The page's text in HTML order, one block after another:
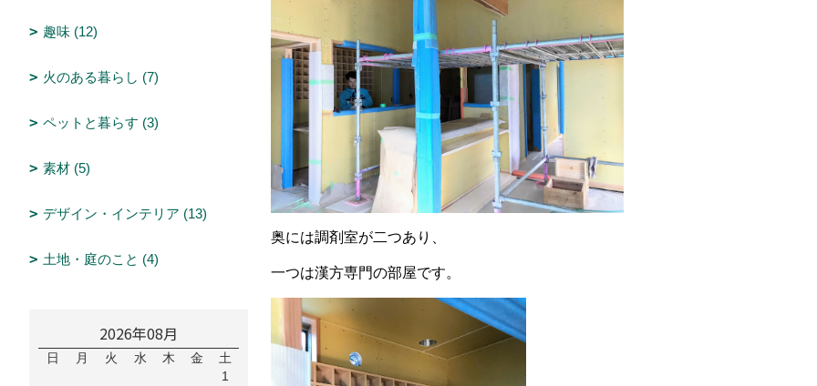
奥には調剤室が二つあり、
一つは漢方専門の部屋です。
趣味 (12)
火のある暮らし (7)
ペットと暮らす (3)
素材 (5)
デザイン・インテリア (13)
土地・庭のこと (4)
2026年08月
日 月 火 水 木 金
土
1